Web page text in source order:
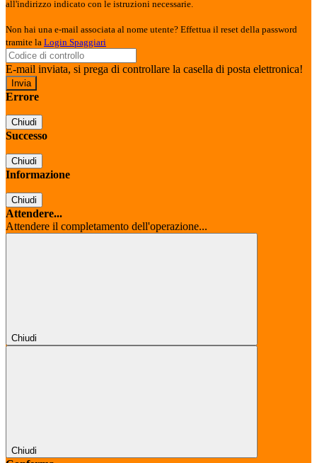
all'indirizzo indicato con le istruzioni necessarie.
Non hai una e-mail associata al nome utente? Effettua il reset della password
tramite la Login Spaggiari
E-mail inviata, si prega di controllare la casella di posta elettronica!
Errore
Chiudi
Successo
Chiudi
Informazione
Chiudi
Attendere...
Attendere il completamento dell'operazione...
Chiudi
Chiudi